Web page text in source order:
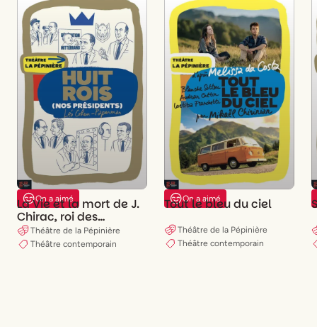
On a aimé
La Vie et la mort de J.
Chirac, roi des
Français
Théâtre de la Pépinière
Théâtre contemporain
On a aimé
Tout le bleu du ciel
Théâtre de la Pépinière
Théâtre contemporain